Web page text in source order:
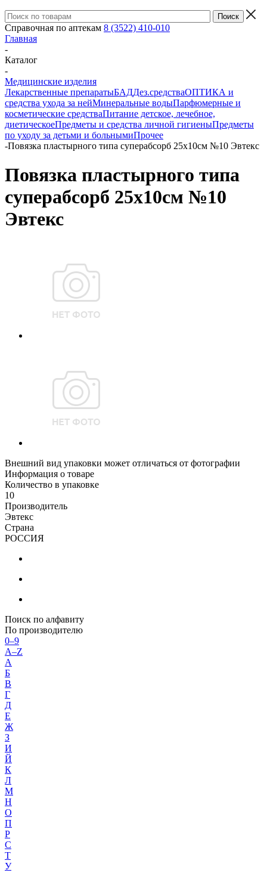
Справочная по аптекам 8 (3522) 410-010
Главная
-
Каталог
-
Медицинские изделия
Лекарственные препаратыБАДДез.средстваОПТИКА и
средства ухода за нейМинеральные водыПарфюмерные и
косметические средстваПитание детское, лечебное,
диетическоеПредметы и средства личной гигиеныПредметы
по уходу за детьми и больнымиПрочее
-Повязка пластырного типа суперабсорб 25х10см №10 Эвтекс
Повязка пластырного типа
суперабсорб 25х10см №10
Эвтекс
Внешний вид упаковки может отличаться от фотографии
Информация о товаре
Количество в упаковке
10
Производитель
Эвтекс
Страна
РОССИЯ
Поиск по алфавиту
По производителю
0–9
A–Z
А
Б
В
Г
Д
Е
Ж
З
И
Й
К
Л
М
Н
О
П
Р
С
Т
У